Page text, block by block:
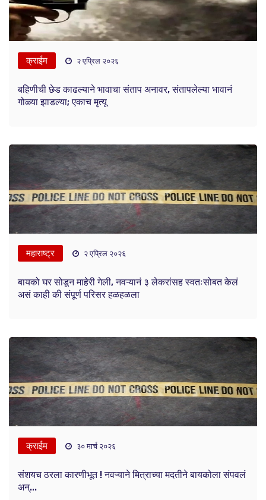
क्राईम २ एप्रिल २०२६
बहिणीची छेड काढल्याने भावाचा संताप अनावर, संतापलेल्या भावानं
गोळ्या झाडल्या; एकाच मृत्यू
महाराष्ट्र २ एप्रिल २०२६
बायको घर सोडून माहेरी गेली, नवऱ्यानं ३ लेकरांसह स्वतःसोबत केलं
असं काही की संपूर्ण परिसर हळहळला
क्राईम ३० मार्च २०२६
संशयच ठरला कारणीभूत ! नवऱ्याने मित्राच्या मदतीने बायकोला संपवलं
अन्...